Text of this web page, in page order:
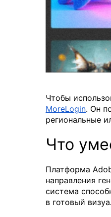
Чтобы
MoreLogin. Он
региональные
Что
Платформа
направления
система
в готовый